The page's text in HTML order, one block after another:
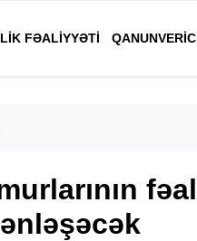
FƏALIYYƏTI